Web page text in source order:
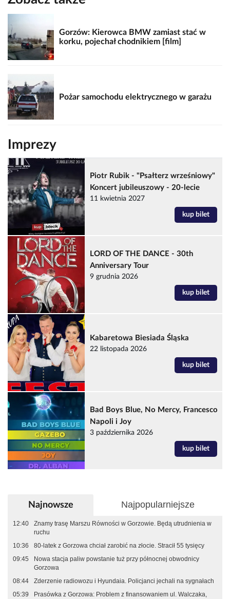
Gorzów: Kierowca BMW zamiast stać w
korku, pojechał chodnikiem [film]
Pożar samochodu elektrycznego w garażu
Imprezy
Piotr Rubik - "Psałterz wrześniowy"
Koncert jubileuszowy - 20-lecie
11 kwietnia 2027
kup bilet
LORD OF THE DANCE - 30th
Anniversary Tour
9 grudnia 2026
kup bilet
Kabaretowa Biesiada Śląska
22 listopada 2026
kup bilet
Bad Boys Blue, No Mercy, Francesco
Napoli i Joy
3 października 2026
kup bilet
Najnowsze Najpopularniejsze
12:40
Znamy trasę Marszu Równości w Gorzowie. Będą utrudnienia w
ruchu
10:36
80-latek z Gorzowa chciał zarobić na złocie. Stracił 55 tysięcy
09:45
Nowa stacja paliw powstanie tuż przy północnej obwodnicy
Gorzowa
08:44
Zderzenie radiowozu i Hyundaia. Policjanci jechali na sygnałach
05:39
Prasówka z Gorzowa: Problem z finansowaniem ul. Walczaka,